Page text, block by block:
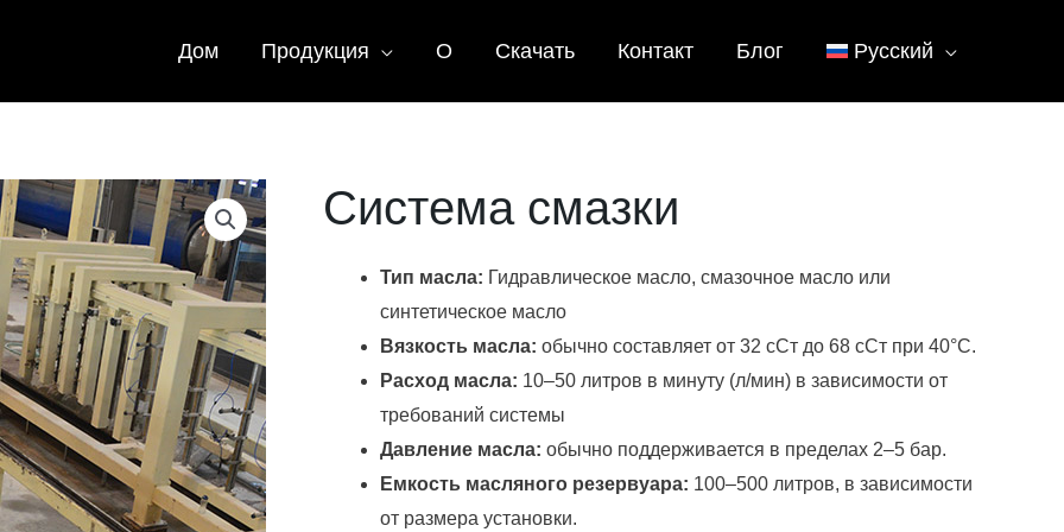
Дом Продукция О Скачать Контакт Блог Русский
Система смазки
Тип масла: Гидравлическое масло, смазочное масло или
синтетическое масло
Вязкость масла: обычно составляет от 32 сСт до 68 сСт при 40°C.
Расход масла: 10–50 литров в минуту (л/мин) в зависимости от
требований системы
Давление масла: обычно поддерживается в пределах 2–5 бар.
Емкость масляного резервуара: 100–500 литров, в зависимости
от размера установки.